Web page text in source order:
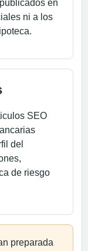
en
ni a los
SEO
del
de riesgo
preparada